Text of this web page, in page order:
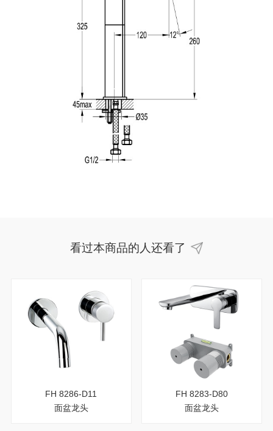
看过本商品的人还看了
FH 8286-D11
面盆龙头
FH 8283-D80
面盆龙头